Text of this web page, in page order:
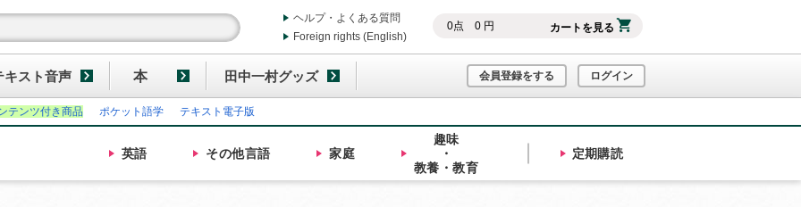
0点 0円 カートを見る
ヘルプ・よくある質問
Foreign rights (English)
キスト音声 本 田中一村グッズ 会員登録をする ログイン
テンツ付き商品 ポケット語学 テキスト電子版
英語 その他言語 家庭
趣味
・
教養・教育
定期購読